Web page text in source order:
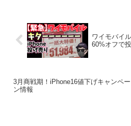
ワイモバイ
60%オフで
3月商戦期！iPhone16値下げキャンペー
ン情報